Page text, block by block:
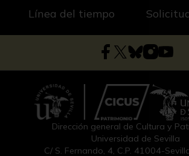
Línea del tiempo
Dirección general de Cultura y
Universidad de Sevilla
C/ S. Fernando, 4, C.P. 41004-